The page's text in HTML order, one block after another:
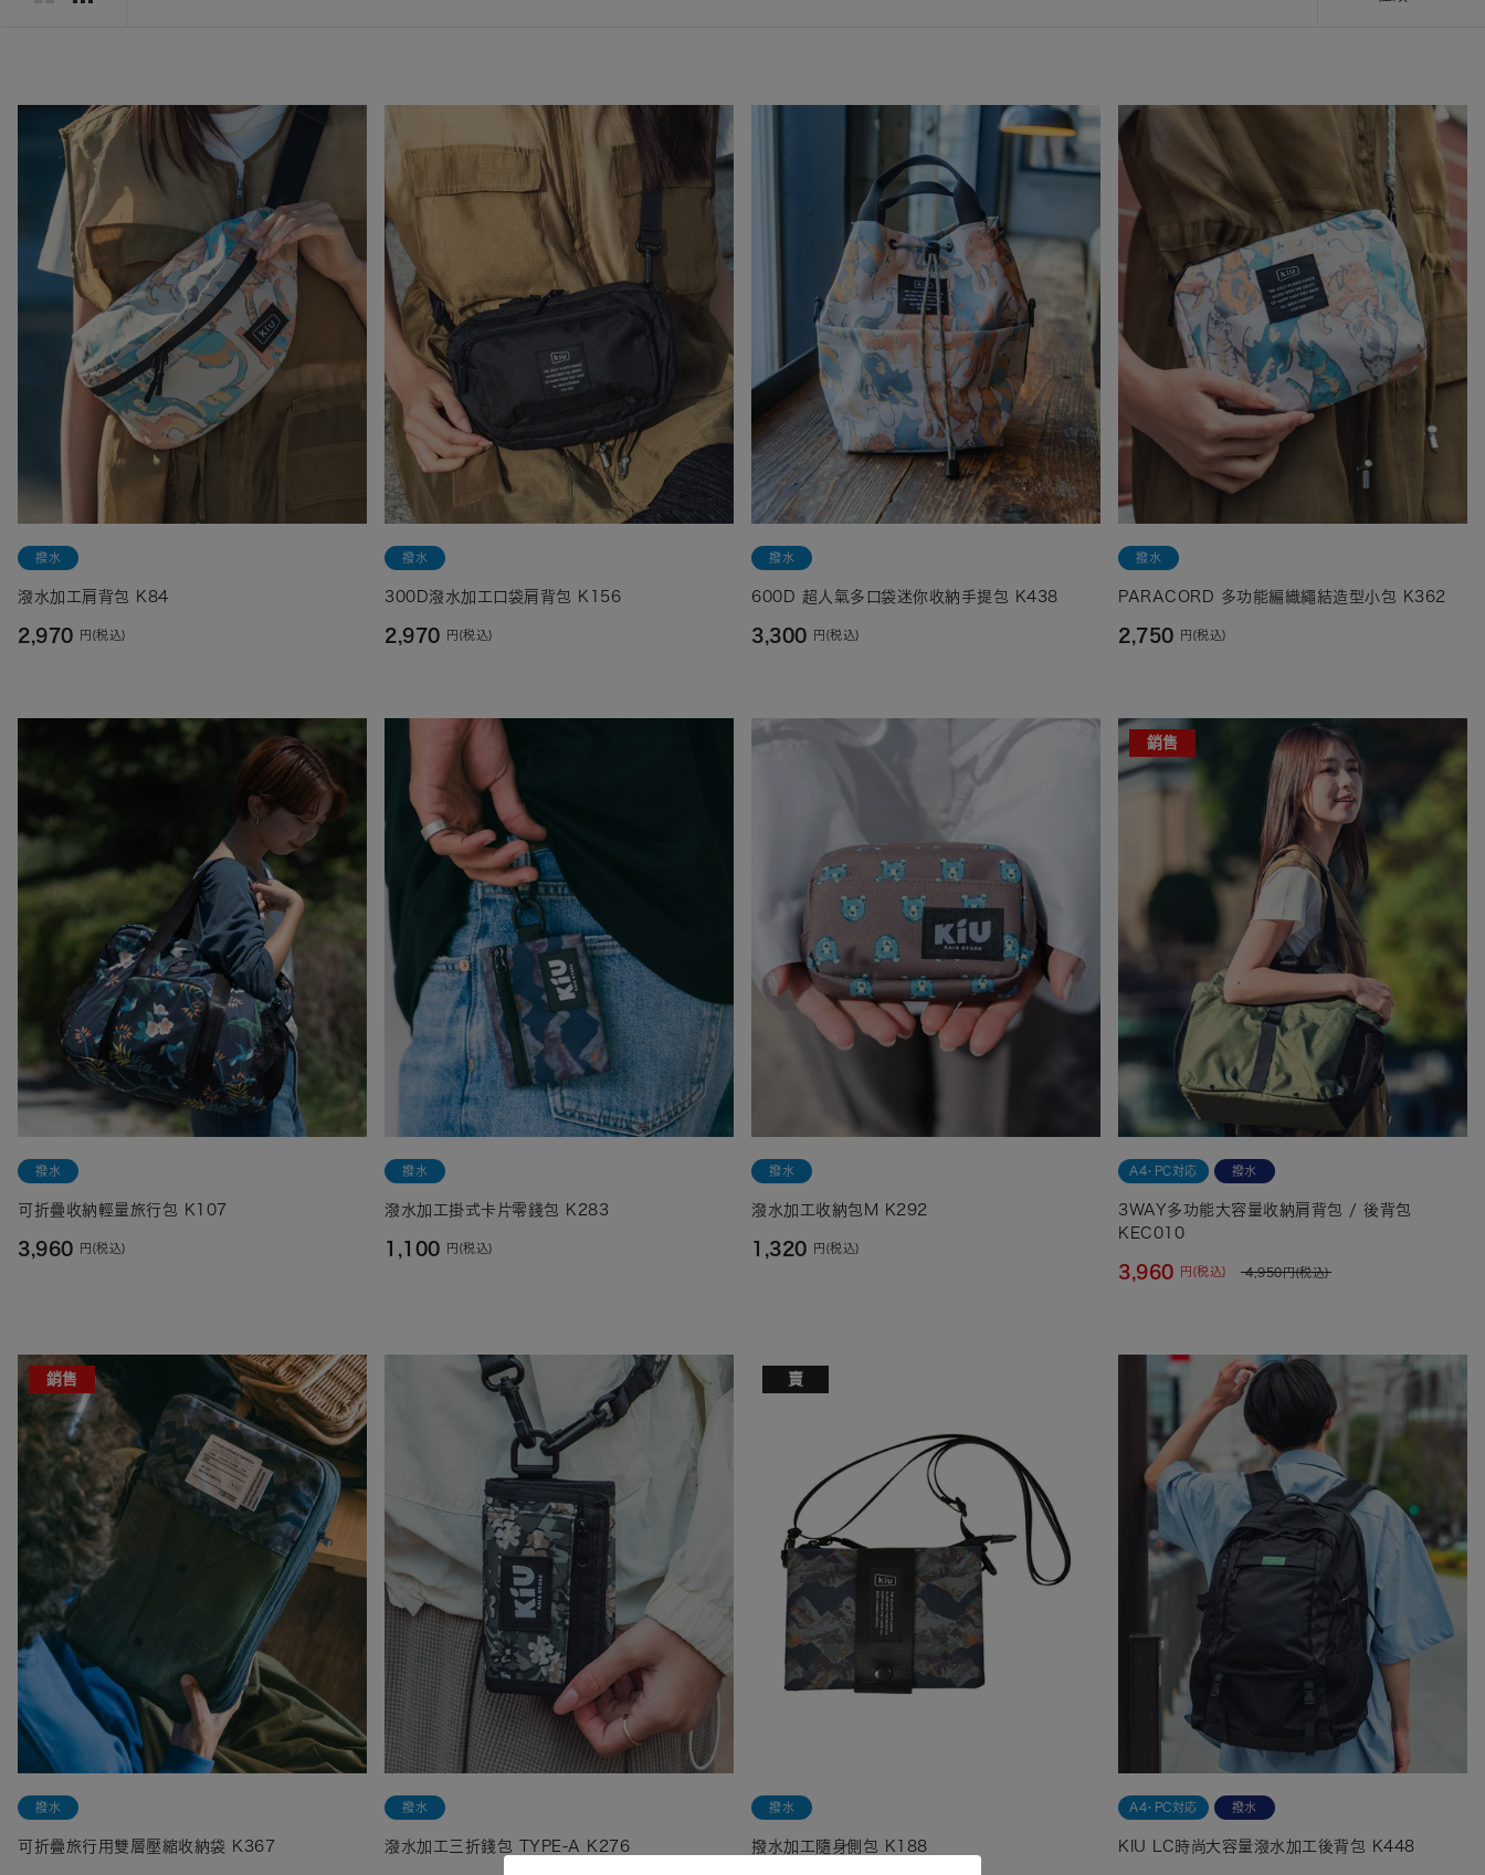
撥水
潑水加工肩背包 K84
2,970 円(税込)
撥水
300D潑水加工口袋肩背包 K156
2,970 円(税込)
撥水
600D 超人氣多口袋迷你收納手提包 K438
3,300 円(税込)
撥水
PARACORD 多功能編織繩結造型小包 K362
2,750 円(税込)
撥水
可折疊收納輕量旅行包 K107
3,960 円(税込)
撥水
潑水加工掛式卡片零錢包 K283
1,100 円(税込)
撥水
潑水加工收納包M K292
1,320 円(税込)
銷售
A4・PC対応 撥水
3WAY多功能大容量收納肩背包 / 後背包
KEC010
3,960 円(税込) 4,950円(税込)
銷售
撥水
可折疊旅行用雙層壓縮收納袋 K367
撥水
潑水加工三折錢包 TYPE-A K276
賣
撥水
撥水加工隨身側包 K188
A4・PC対応 撥水
KIU LC時尚大容量潑水加工後背包 K448